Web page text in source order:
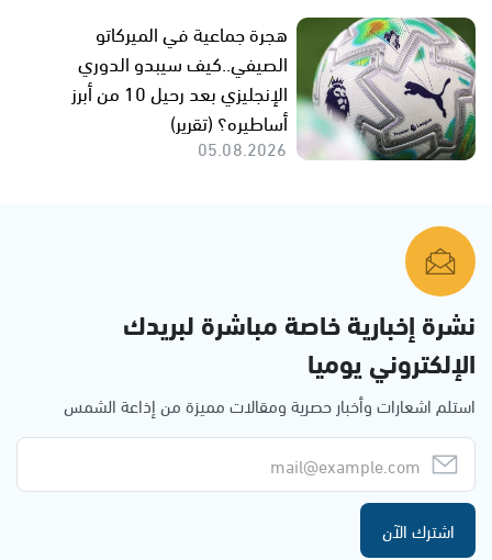
هجرة جماعية في الميركاتو
الصيفي..كيف سيبدو الدوري
الإنجليزي بعد رحيل 10 من أبرز
أساطيره؟ (تقرير)
05.08.2026
نشرة إخبارية خاصة مباشرة لبريدك
الإلكتروني يوميا
استلم اشعارات وأخبار حصرية ومقالات مميزة من إذاعة الشمس
اشترك الآن